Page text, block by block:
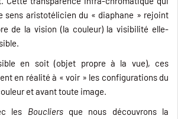
sens aristotélicien du « diaphane » rejoint
de la vision (la couleur) la visibilité elle-
en soit (objet propre à la vue), ces
en réalité à « voir » les configurations du
et avant toute image.
les Boucliersque nous découvrons la